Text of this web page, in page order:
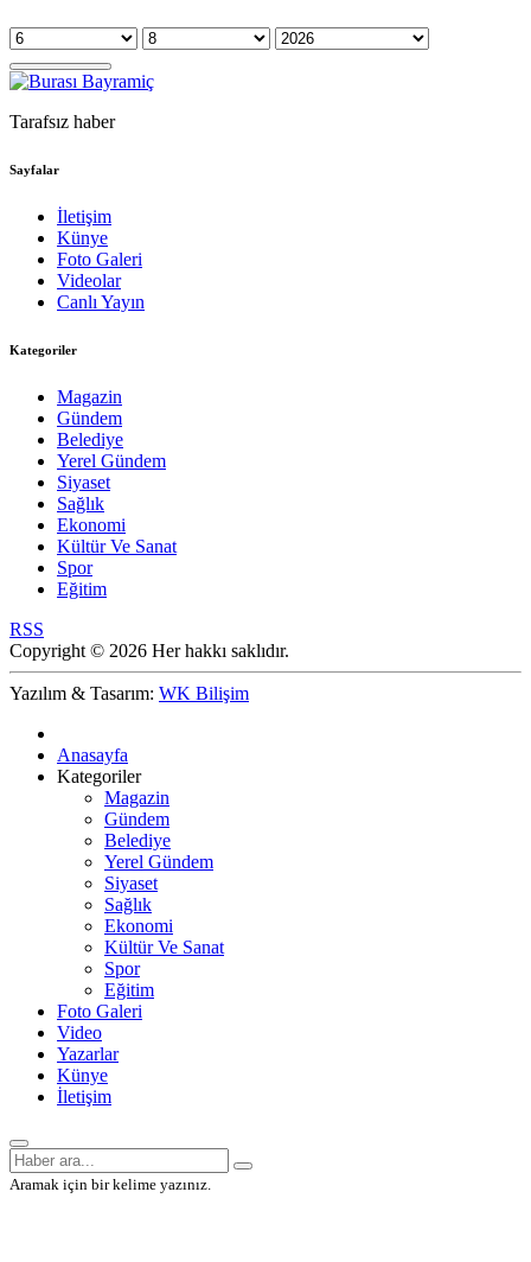
Tarafsız haber
Sayfalar
İletişim
Künye
Foto Galeri
Videolar
Canlı Yayın
Kategoriler
Magazin
Gündem
Belediye
Yerel Gündem
Siyaset
Sağlık
Ekonomi
Kültür Ve Sanat
Spor
Eğitim
RSS
Copyright © 2026 Her hakkı saklıdır.
Yazılım & Tasarım: WK Bilişim
Anasayfa
Kategoriler
Magazin
Gündem
Belediye
Yerel Gündem
Siyaset
Sağlık
Ekonomi
Kültür Ve Sanat
Spor
Eğitim
Foto Galeri
Video
Yazarlar
Künye
İletişim
Aramak için bir kelime yazınız.